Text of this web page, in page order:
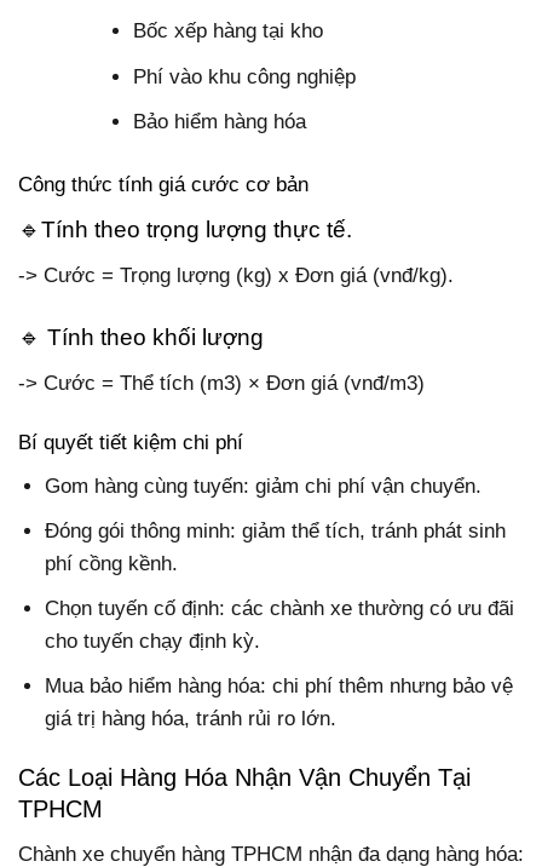
Bốc xếp hàng tại kho
Phí vào khu công nghiệp
Bảo hiểm hàng hóa
Công thức tính giá cước cơ bản
🔹Tính theo trọng lượng thực tế.
-> Cước = Trọng lượng (kg) x Đơn giá (vnđ/kg).
🔹 Tính theo khối lượng
-> Cước = Thể tích (m3) × Đơn giá (vnđ/m3)
Bí quyết tiết kiệm chi phí
Gom hàng cùng tuyến: giảm chi phí vận chuyển.
Đóng gói thông minh: giảm thể tích, tránh phát sinh
phí cồng kềnh.
Chọn tuyến cố định: các chành xe thường có ưu đãi
cho tuyến chạy định kỳ.
Mua bảo hiểm hàng hóa: chi phí thêm nhưng bảo vệ
giá trị hàng hóa, tránh rủi ro lớn.
Các Loại Hàng Hóa Nhận Vận Chuyển Tại
TPHCM
Chành xe chuyển hàng TPHCM nhận đa dạng hàng hóa: